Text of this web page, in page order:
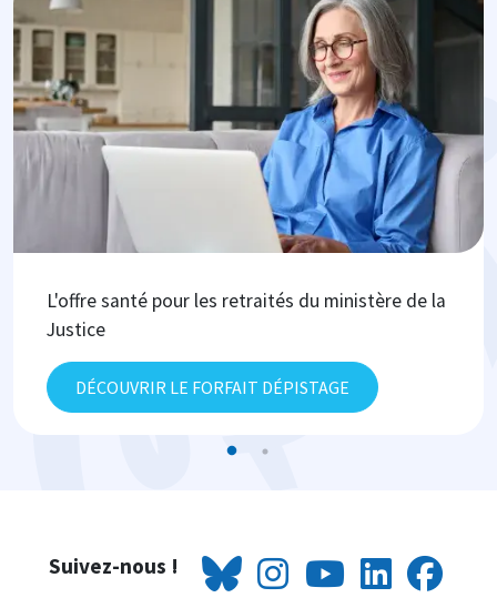
L'offre santé pour les retraités du ministère de la
Justice
DÉCOUVRIR LE FORFAIT DÉPISTAGE
Suivez-nous !